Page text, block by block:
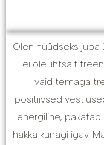
Olen nüüdseks
ei ole lihtsalt
vaid temaga
positiivsed
energiline,
hakka kunagi igav.